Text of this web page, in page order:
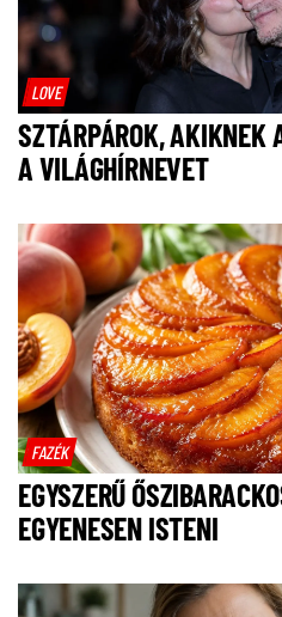
LOVE
SZTÁRPÁROK, AKIKNEK
A VILÁGHÍRNEVET
FAZÉK
EGYSZERŰ
EGYENESEN ISTENI